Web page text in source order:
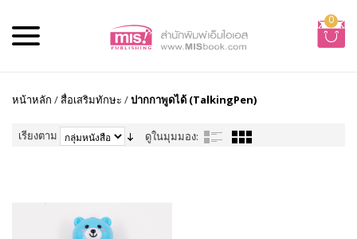
0
หน้าหลัก /สื่อเสริมทักษะ /ปากกาพูดได้ (TalkingPen)
เรียงตาม ดูในมุมมอง: